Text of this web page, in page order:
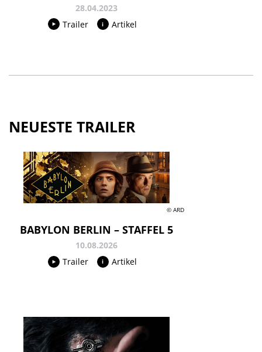
28.04.2023
Trailer
Artikel
NEUESTE TRAILER
© ARD
BABYLON BERLIN – STAFFEL 5
10.08.2026
Trailer
Artikel